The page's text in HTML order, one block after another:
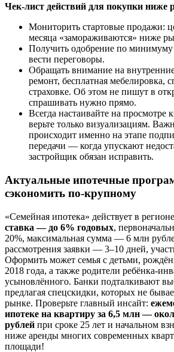
Чек-лист действий для покупки ниже
Мониторить стартовые продажи:
месяца «замораживаются» ниже
Получить одобрение по минимуму
вести переговоры.
Обращать внимание на
ремонт, бесплатная мебелировка,
страховке. Об этом не пишут в
спрашивать нужно прямо.
Всегда настаивайте на просмотре
верьте только визуализациям.
происходит именно на этапе
передачи — когда упускают
застройщик обязан исправить.
Актуальные ипотечные
сэкономить по-крупному
«Семейная ипотека» действует в
ставка — до 6% годовых,
20%, максимальная сумма — 6 млн
рассмотрения заявки — 3–10 дней,
Оформить может семья с детьми,
2018 года, а также родители ребёнка-
усыновлённого. Банки подталкивают
предлагая спецскидки, которых не
рынке. Проверьте главный инсайт:
ипотеке на квартиру за 6,5 млн —
рублей при сроке 25 лет и начальном
ниже аренды многих современных
площади!